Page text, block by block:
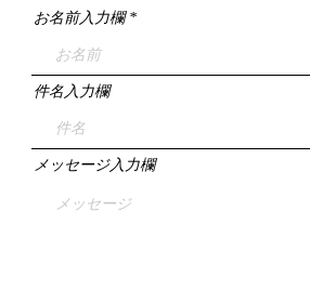
お名前入力欄
件名入力欄
メッセージ入力欄